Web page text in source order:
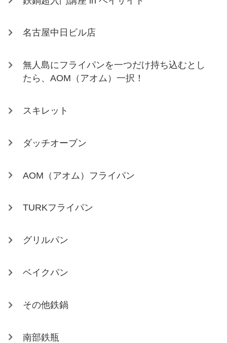
名古屋中日ビル店
無人島にフライパンを一つだけ持ち込むとし
たら、AOM（アオム）一択！
スキレット
ダッチオーブン
AOM（アオム）フライパン
TURKフライパン
グリルパン
ベイクパン
その他鉄鍋
南部鉄瓶